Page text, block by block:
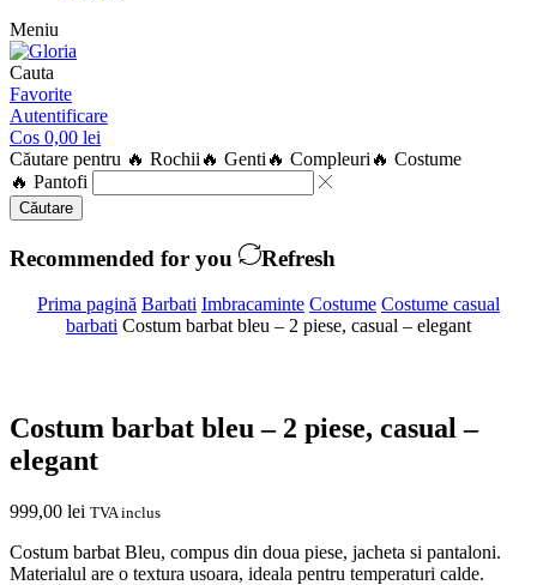
Meniu
Cauta
Favorite
Autentificare
Cos 0,00 lei
Căutare pentru 🔥 Rochii 🔥 Genti 🔥 Compleuri 🔥 Costume
🔥 Pantofi
Căutare
Recommended for you Refresh
Prima pagină Barbati Imbracaminte Costume Costume casual
barbati Costum barbat bleu – 2 piese, casual – elegant
Costum barbat bleu – 2 piese, casual –
elegant
999,00 lei TVA inclus
Costum barbat Bleu, compus din doua piese, jacheta si pantaloni.
Materialul are o textura usoara, ideala pentru temperaturi calde.